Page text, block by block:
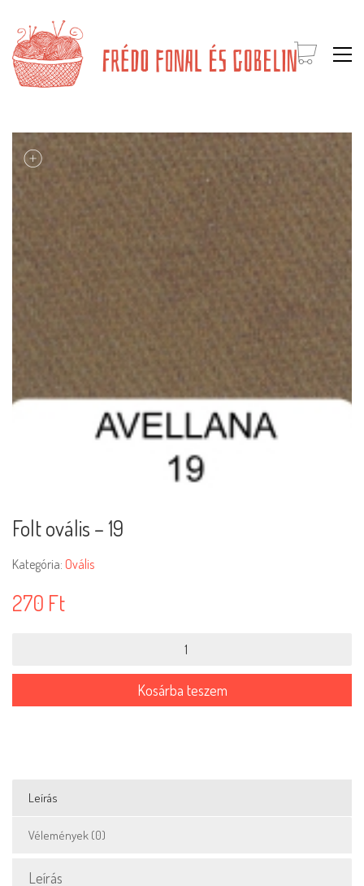
Folt ovális – 19
Kategória: Ovális
270 Ft
-
Kosárba teszem
Leírás
Vélemények (0)
Leírás